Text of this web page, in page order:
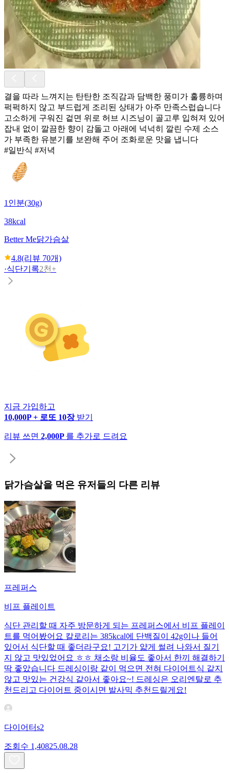
결을 따라 느껴지는 탄탄한 조직감과 담백한 풍미가 훌륭하며
퍽퍽하지 않고 부드럽게 조리된 상태가 아주 만족스럽습니다
고소하게 구워진 겉면 위로 허브 시즈닝이 골고루 입혀져 있어
잡내 없이 깔끔한 향이 감돌고 아래에 넉넉히 깔린 수제 소스
가 부족한 유분기를 보완해 주어 조화로운 맛을 냅니다
#일반식 #저녁
1인분(30g)
38kcal
Better Me닭가슴살
4.8(리뷰 70개)
·식단기록2천+
지금 가입하고
10,000P + 로또 10장 받기
리뷰 쓰면 2,000P 를 추가로 드려요
닭가슴살을 먹은 유저들의 다른 리뷰
프레퍼스
비프 플레이트
식단 관리할 때 자주 방문하게 되는 프레퍼스에서 비프 플레이
트를 먹어봤어요 칼로리는 385kcal에 단백질이 42g이나 들어
있어서 식단할 때 좋더라구요! 고기가 얇게 썰려 나와서 질기
지 않고 맛있었어요 ㅎㅎ 채소랑 비율도 좋아서 한끼 해결하기
딱 좋았습니다 드레싱이랑 같이 먹으면 전혀 다이어트식 같지
않고 맛있는 건강식 같아서 좋아요~! 드레싱은 오리엔탈로 추
천드리고 다이어트 중이시면 발사믹 추천드릴게요!
다이어터s2
조회수 1,40825.08.28